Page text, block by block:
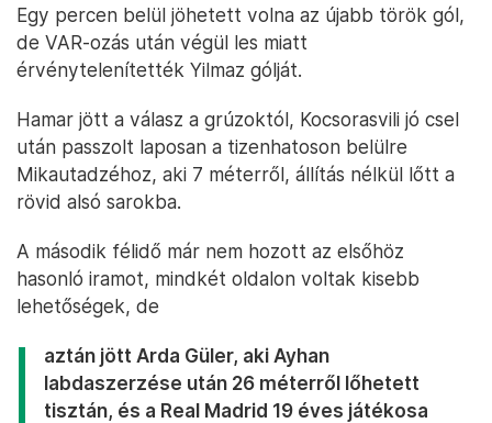
Egy percen belül jöhetett volna az újabb török gól,
de VAR-ozás után végül les miatt
érvénytelenítették Yilmaz gólját.
Hamar jött a válasz a grúzoktól, Kocsorasvili jó csel
után passzolt laposan a tizenhatoson belülre
Mikautadzéhoz, aki 7 méterről, állítás nélkül lőtt a
rövid alsó sarokba.
A második félidő már nem hozott az elsőhöz
hasonló iramot, mindkét oldalon voltak kisebb
lehetőségek, de
aztán jött Arda Güler, aki Ayhan
labdaszerzése után 26 méterről lőhetett
tisztán, és a Real Madrid 19 éves játékosa